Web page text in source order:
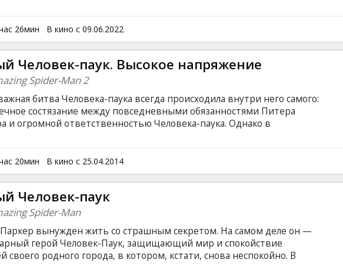
устрашающими существами в истории? Фильм на английском языке
на латышском и русском языках.
26мин В кино с 09.06.2022
Человек-паук. Высокое напряжение
Spider-Man 2
битва Человека-паука всегда происходила внутри него самого:
состязание между повседневными обязанностями Питера
и огромной ответственностью Человека-паука. Однако в
серьезное сражение! Быть Человеком-пауком (Эндрю Гарфилд)
же классно. Питеру Паркеру все так же нравится летать между
быть отважным героем и проводить время со своей
Гвен (Эмма Стоун).
20мин В кино с 25.04.2014
Человек-паук
Spider-Man
вынужден жить со страшным секретом. На самом деле он —
герой Человек-Паук, защищающий мир и спокойствие
своего родного города, в котором, кстати, снова неспокойно. В